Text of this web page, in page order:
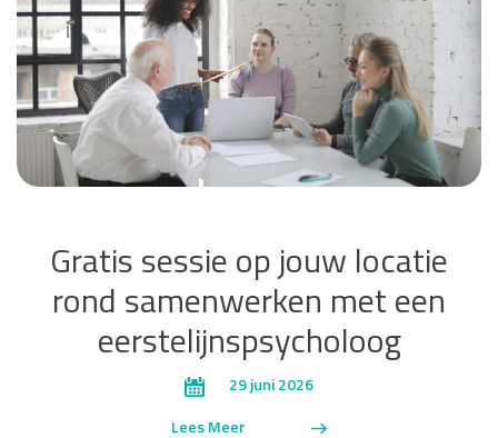
Gratis sessie op jouw locatie
rond samenwerken met een
eerstelijnspsycholoog
29 juni 2026
Lees Meer